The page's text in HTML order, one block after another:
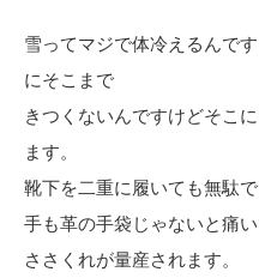
雪ってマジで体冷えるんで
にそこまで
きつくないんですけどそこ
ます。
靴下を二重に履いても無駄で
手も革の手袋じゃないと痛
ささくれが量産されます。